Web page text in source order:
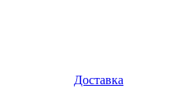
Доставка